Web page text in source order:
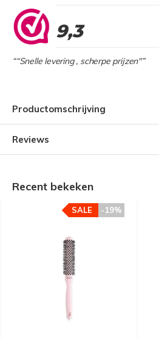
9,3
““Snelle levering , scherpe prijzen"”
Productomschrijving
Reviews
Recent bekeken
-19%
SALE